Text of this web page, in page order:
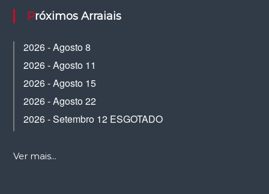
Próximos Arraiais
2026 - Agosto 8
2026 - Agosto 11
2026 - Agosto 15
2026 - Agosto 22
2026 - Setembro 12 ESGOTADO
Ver mais...